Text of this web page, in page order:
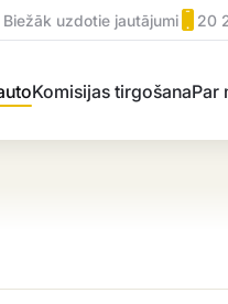
Biežāk uzdotie jautājumi 20
Komisijas tirgošanaPar